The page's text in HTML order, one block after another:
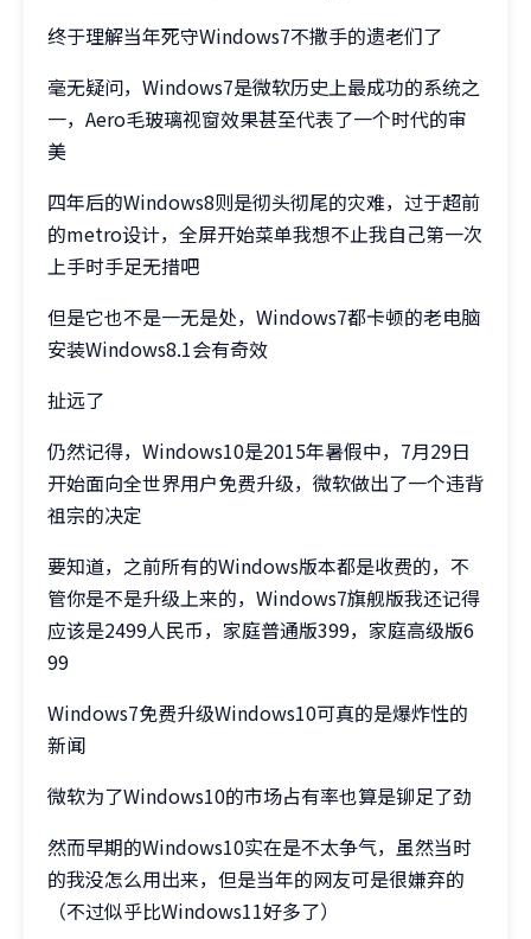
终于理解当年死守Windows7不撒手的遗老们了
毫无疑问，Windows7是微软历史上最成功的系统之
一，Aero毛玻璃视窗效果甚至代表了一个时代的审
美
四年后的Windows8则是彻头彻尾的灾难，过于超前
的metro设计，全屏开始菜单我想不止我自己第一次
上手时手足无措吧
但是它也不是一无是处，Windows7都卡顿的老电脑
安装Windows8.1会有奇效
扯远了
仍然记得，Windows10是2015年暑假中，7月29日
开始面向全世界用户免费升级，微软做出了一个违背
祖宗的决定
要知道，之前所有的Windows版本都是收费的，不
管你是不是升级上来的，Windows7旗舰版我还记得
应该是2499人民币，家庭普通版399，家庭高级版6
99
Windows7免费升级Windows10可真的是爆炸性的
新闻
微软为了Windows10的市场占有率也算是铆足了劲
然而早期的Windows10实在是不太争气，虽然当时
的我没怎么用出来，但是当年的网友可是很嫌弃的
（不过似乎比Windows11好多了）